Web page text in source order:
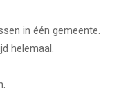
in één gemeente.
helemaal.